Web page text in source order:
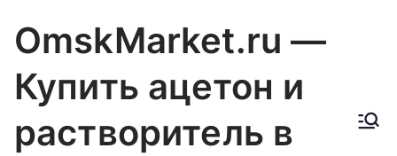
OmskMarket.ru —
Купить ацетон и
растворитель в